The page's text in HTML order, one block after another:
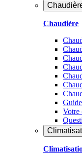
Chaudière
Votre